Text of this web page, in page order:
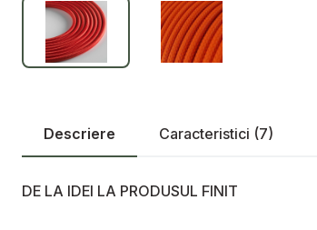
Descriere Caracteristici (7)
DE LA IDEI LA PRODUSUL FINIT